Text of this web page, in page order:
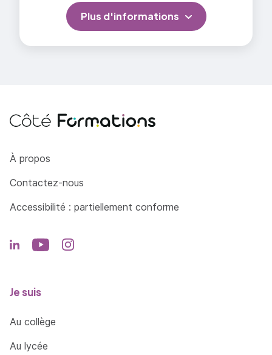
Plus d'informations
Côté Formations
À propos
Contactez-nous
Accessibilité : partiellement conforme
Je suis
Au collège
Au lycée